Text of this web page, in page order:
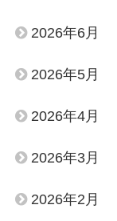
2026年6月
2026年5月
2026年4月
2026年3月
2026年2月